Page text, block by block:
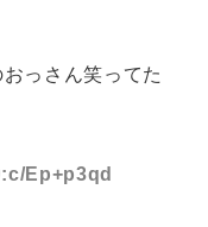
っさん笑ってた
Ep+p3qd